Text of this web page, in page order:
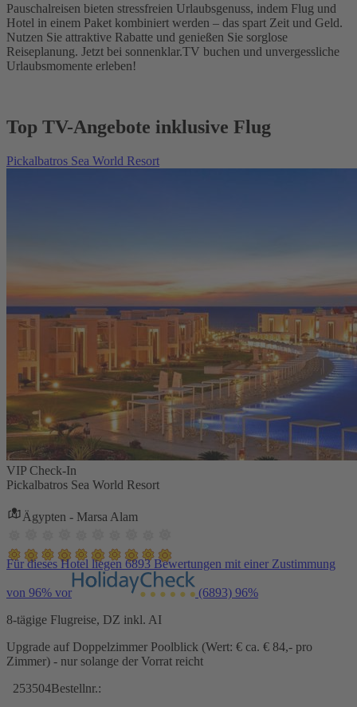
Pauschalreisen bieten stressfreien Urlaubsgenuss, indem Flug und
Hotel in einem Paket kombiniert werden – das spart Zeit und Geld.
Nutzen Sie attraktive Rabatte und genießen Sie sorglose
Reiseplanung. Jetzt bei sonnenklar.TV buchen und unvergessliche
Urlaubsmomente erleben!
Top TV-Angebote inklusive Flug
Pickalbatros Sea World Resort
VIP Check-In
Pickalbatros Sea World Resort
Ägypten - Marsa Alam
Für dieses Hotel liegen 6893 Bewertungen mit einer Zustimmung
von 96% vor (6893) 96%
8-tägige Flugreise, DZ inkl. AI
Upgrade auf Doppelzimmer Poolblick (Wert: € ca. € 84,- pro
Zimmer) - nur solange der Vorrat reicht
253504Bestellnr.: